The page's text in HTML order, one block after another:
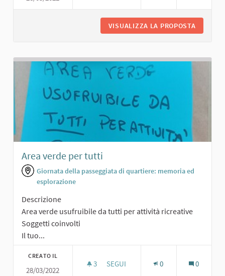
VISUALIZZA LA PROPOSTA
Area verde per tutti
Giornata della passeggiata di quartiere: memoria ed
esplorazione
Descrizione
Area verde usufruibile da tutti per attività ricreative
Soggetti coinvolti
Il tuo...
CREATO IL
28/03/2022
3 3 SOSTENITORI
SEGUI 0 0